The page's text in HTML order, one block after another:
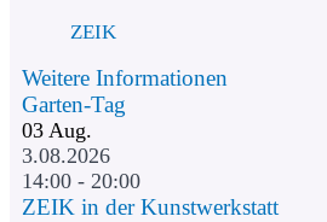
ZEIK
Weitere Informationen
Garten-Tag
03 Aug.
3.08.2026
14:00 - 20:00
ZEIK in der Kunstwerkstatt